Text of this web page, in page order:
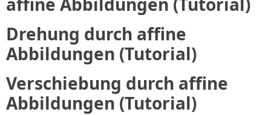
Drehung durch affine
Abbildungen (Tutorial)
Verschiebung durch affine
Abbildungen (Tutorial)